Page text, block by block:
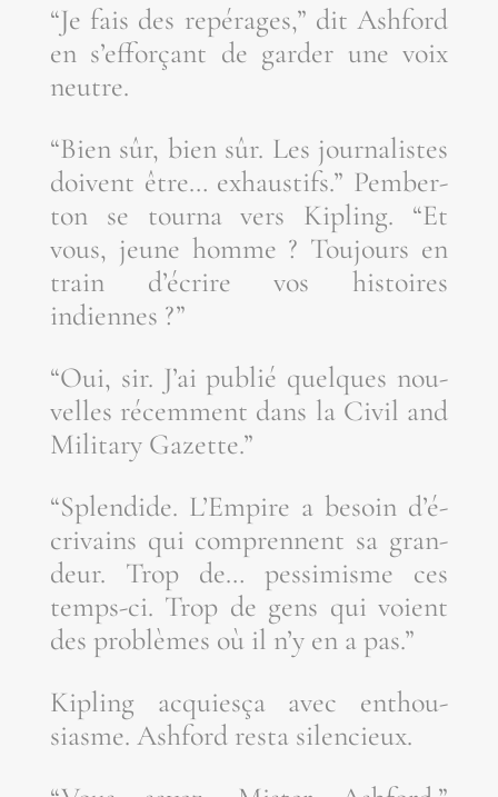
“Je fais des repé­rages,” dit Ash­ford
en s’ef­for­çant de gar­der une voix
neutre.
“Bien sûr, bien sûr. Les jour­na­listes
doivent être… exhaus­tifs.” Pem­ber­
ton se tour­na vers Kipling. “Et
vous, jeune homme ? Tou­jours en
train d’é­crire vos his­toires
indiennes ?”
“Oui, sir. J’ai publié quelques nou­
velles récem­ment dans la Civil and
Mili­ta­ry Gazette.”
“Splen­dide. L’Em­pire a besoin d’é­
cri­vains qui com­prennent sa gran­
deur. Trop de… pes­si­misme ces
temps-ci. Trop de gens qui voient
des pro­blèmes où il n’y en a pas.”
Kipling acquies­ça avec enthou­
siasme. Ash­ford res­ta silencieux.